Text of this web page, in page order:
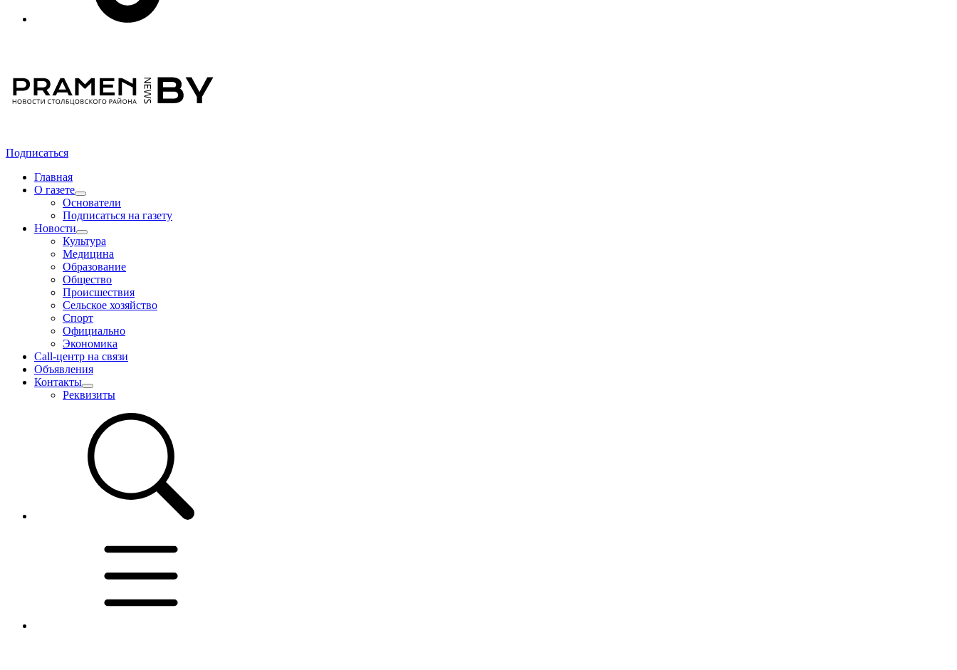
Подписаться
Главная
О газете
Основатели
Подписаться на газету
Новости
Культура
Медицина
Образование
Общество
Происшествия
Сельское хозяйство
Спорт
Официально
Экономика
Call-центр на связи
Объявления
Контакты
Реквизиты